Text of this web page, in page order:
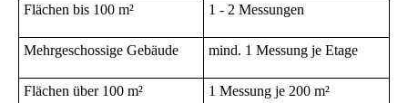
Flächen bis 100 m² 1 - 2 Messungen
Mehrgeschossige Gebäude mind. 1 Messung je Etage
Flächen über 100 m² 1 Messung je 200 m²